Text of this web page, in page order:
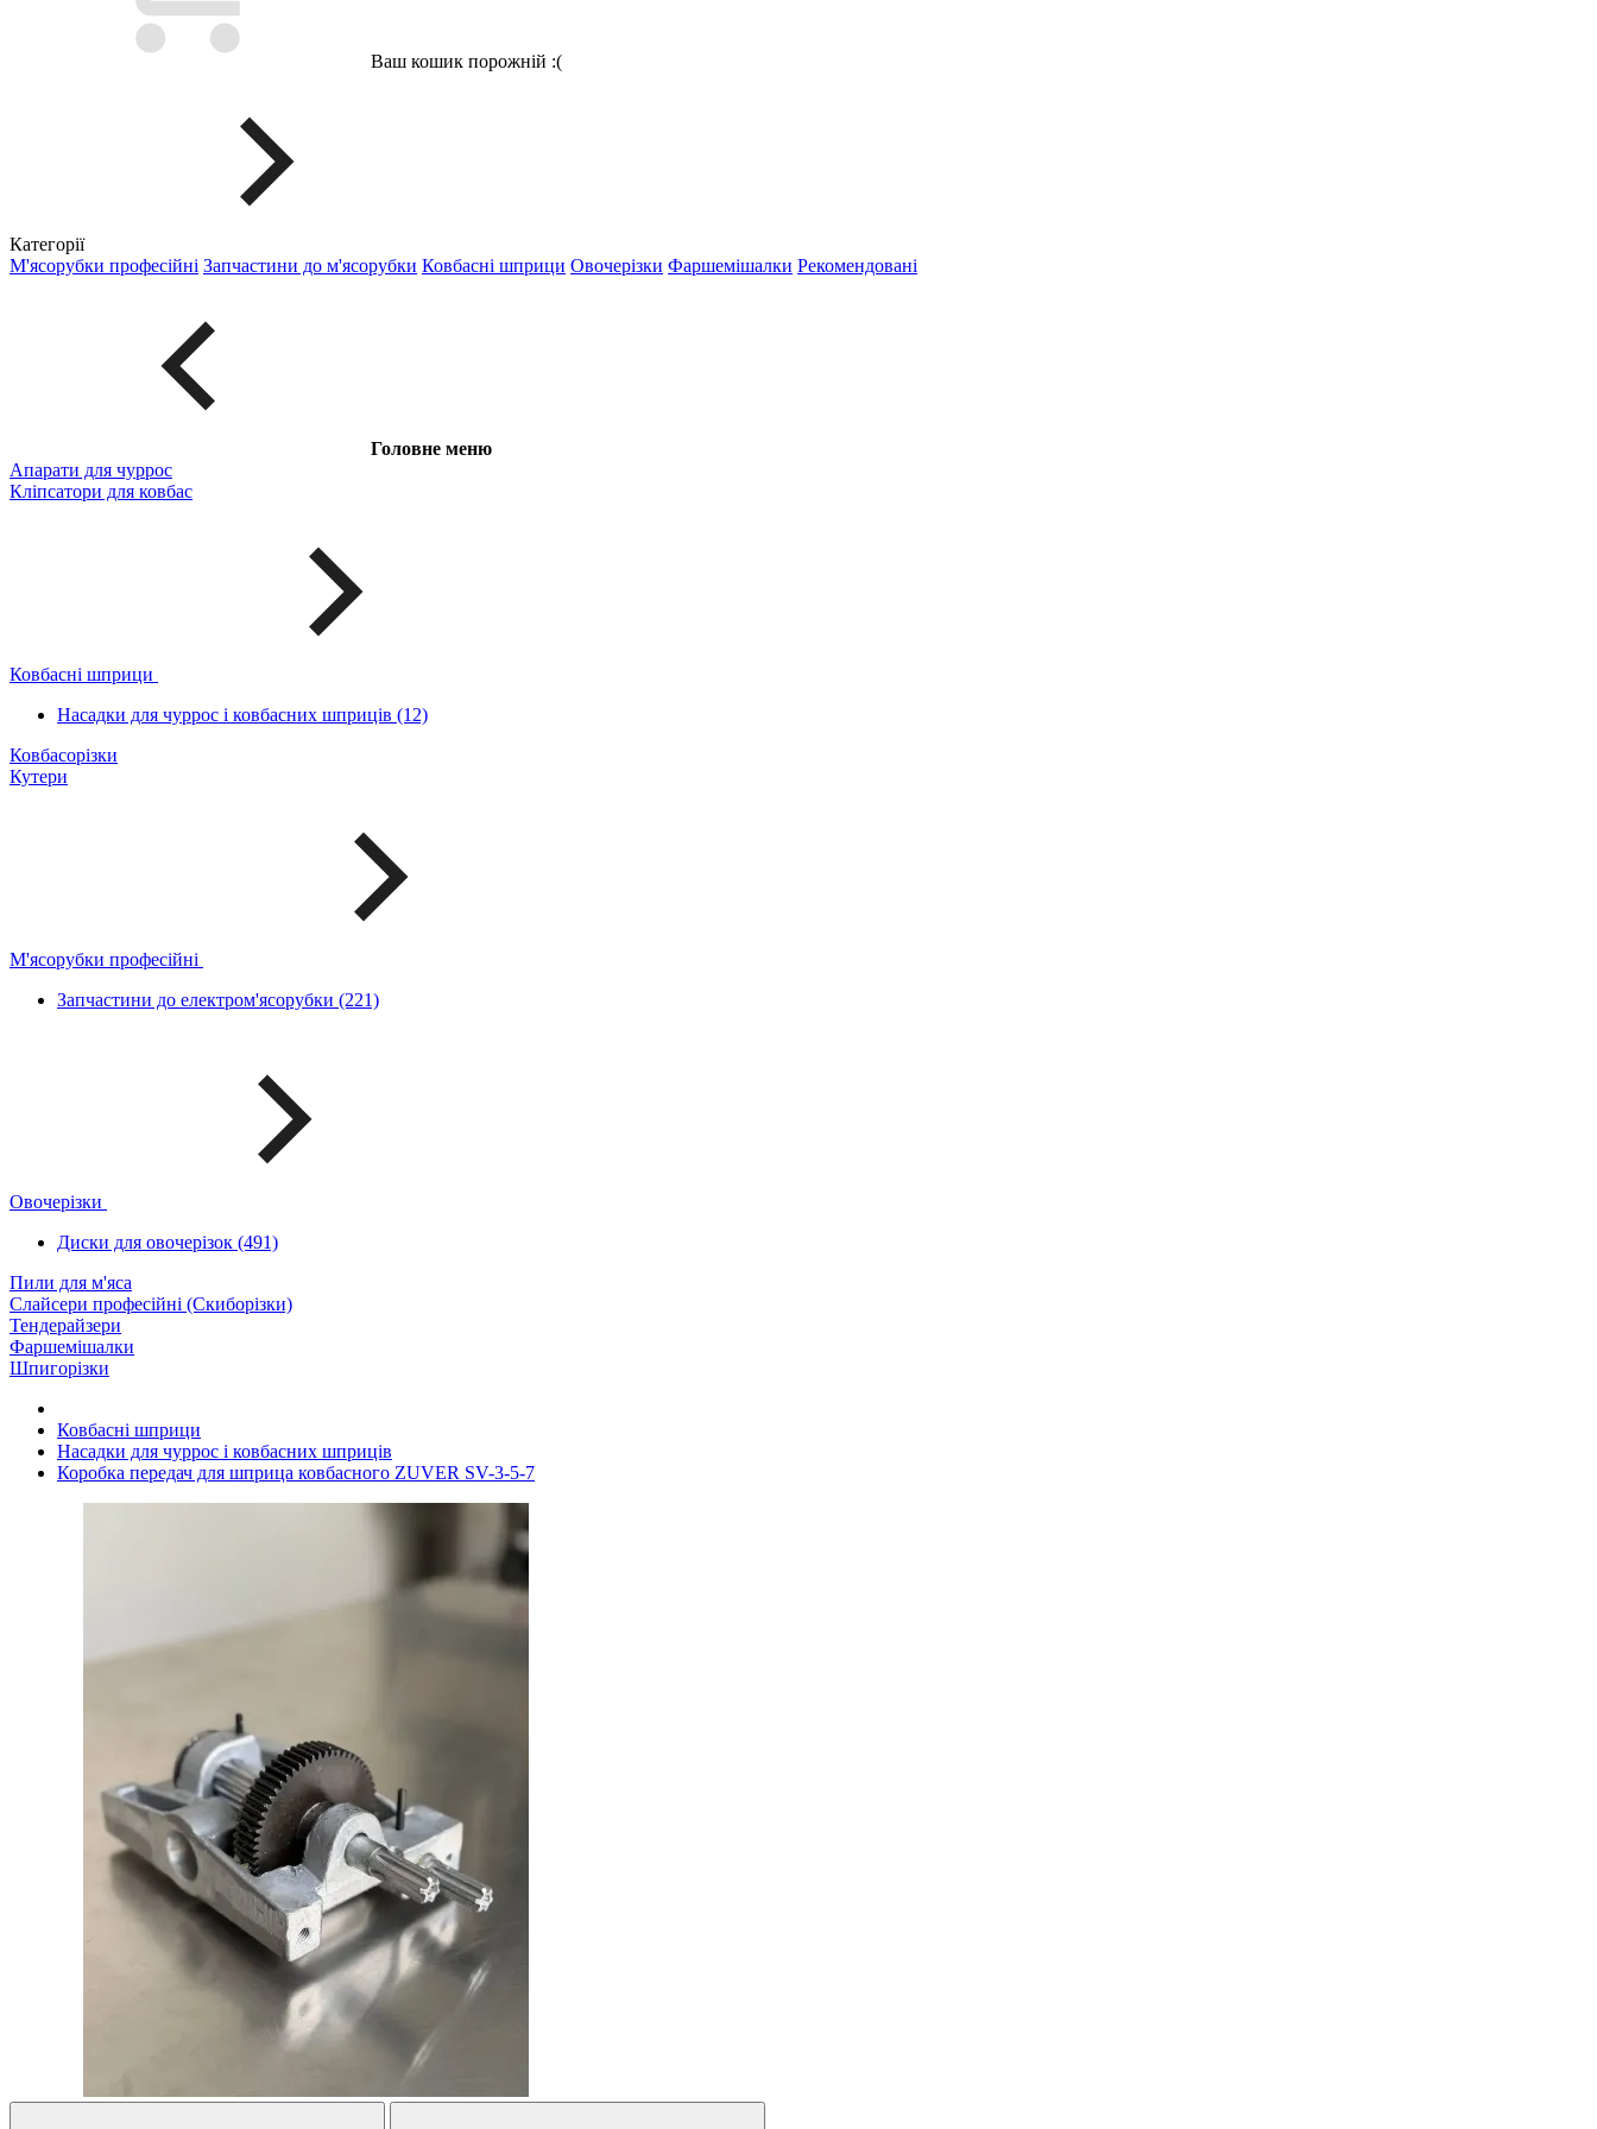
Ваш кошик порожній :(
Категорії
М'ясорубки професійні Запчастини до м'ясорубки Ковбасні шприци Овочерізки Фаршемішалки Рекомендовані
Головне меню
Апарати для чуррос
Кліпсатори для ковбас
Ковбасні шприци
Насадки для чуррос і ковбасних шприців (12)
Ковбасорізки
Кутери
М'ясорубки професійні
Запчастини до електром'ясорубки (221)
Овочерізки
Диски для овочерізок (491)
Пили для м'яса
Слайсери професійні (Скиборізки)
Тендерайзери
Фаршемішалки
Шпигорізки
Ковбасні шприци
Насадки для чуррос і ковбасних шприців
Коробка передач для шприца ковбасного ZUVER SV-3-5-7